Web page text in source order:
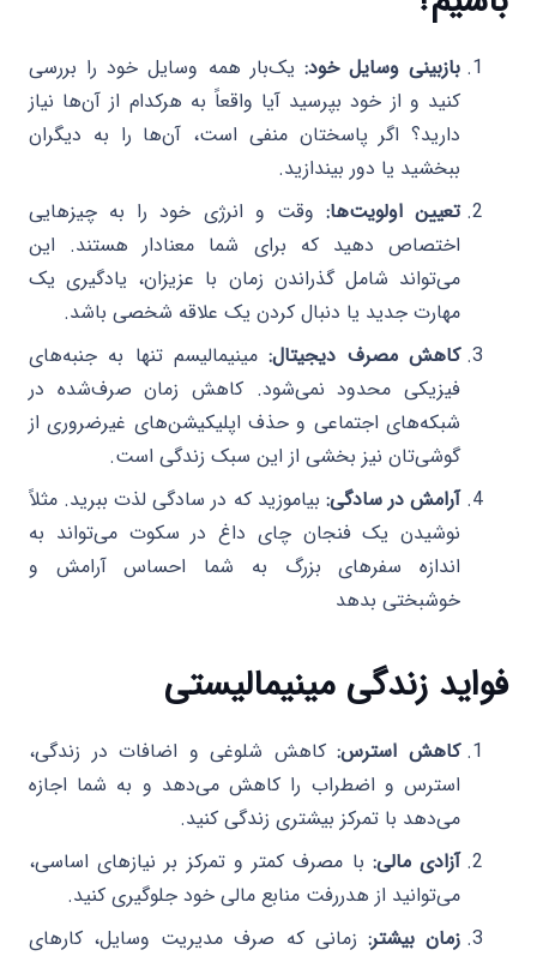
بازبینی وسایل خود: یک‌بار همه وسایل خود را بررسی
کنید و از خود بپرسید آیا واقعاً به هرکدام از آن‌ها نیاز
دارید؟ اگر پاسختان منفی است، آن‌ها را به دیگران
ببخشید یا دور بیندازید.
تعیین اولویت‌ها: وقت و انرژی خود را به چیزهایی
اختصاص دهید که برای شما معنادار هستند. این
می‌تواند شامل گذراندن زمان با عزیزان، یادگیری یک
مهارت جدید یا دنبال کردن یک علاقه شخصی باشد.
کاهش مصرف دیجیتال:مینیمالیسم تنها به جنبه‌های
فیزیکی محدود نمی‌شود. کاهش زمان صرف‌شده در
شبکه‌های اجتماعی و حذف اپلیکیشن‌های غیرضروری از
گوشی‌تان نیز بخشی از این سبک زندگی است.
آرامش در سادگی: بیاموزید که در سادگی لذت ببرید. مثلاً
نوشیدن یک فنجان چای داغ در سکوت می‌تواند به
اندازه سفرهای بزرگ به شما احساس آرامش و
خوشبختی بدهد
فواید زندگی مینیمالیستی
کاهش استرس:کاهش شلوغی و اضافات در زندگی،
استرس و اضطراب را کاهش می‌دهد و به شما اجازه
می‌دهد با تمرکز بیشتری زندگی کنید.
آزادی مالی: با مصرف کمتر و تمرکز بر نیازهای اساسی،
می‌توانید از هدررفت منابع مالی خود جلوگیری کنید.
زمان بیشتر: زمانی که صرف مدیریت وسایل، کارهای